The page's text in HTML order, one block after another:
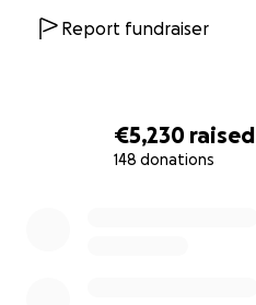
€5,230 raised
148 donations
Die Bücher werden an die
bevorstehenden
Report fundraiser